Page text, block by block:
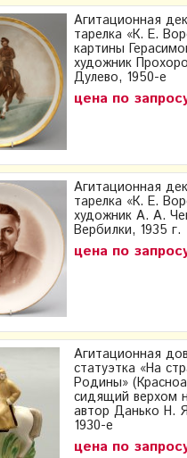
Агитационная
тарелка «К. Е.
картины
художник
Дулево, 1950-е
цена по
Агитационная
тарелка «К. Е.
художник А. А.
Вербилки, 1935 г.
цена по
Агитационная
статуэтка «На
Родины»
сидящий верхом
автор Данько Н.
1930-е
цена по